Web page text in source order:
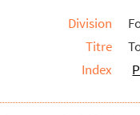
Division
Titre
Index